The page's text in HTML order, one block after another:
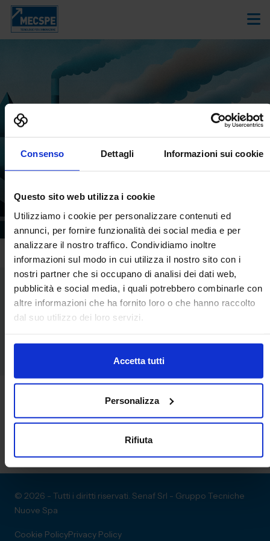
Consenso Dettagli Informazioni sui cookie
Questo sito web utilizza i cookie
Utilizziamo i cookie per personalizzare contenuti ed
annunci, per fornire funzionalità dei social media e per
analizzare il nostro traffico. Condividiamo inoltre
informazioni sul modo in cui utilizza il nostro sito con i
nostri partner che si occupano di analisi dei dati web,
pubblicità e social media, i quali potrebbero combinarle con
altre informazioni che ha fornito loro o che hanno raccolto
dal suo utilizzo dei loro servizi.
Accetta tutti
Personalizza
Rifiuta
ARBURG SRL
EUROSTAMPI - PLASTICA, GOMMA E
HomeCataloghi
Trovaci a MECSPE 2026
PADIGLIONESTAND
© 2026 - Tutti i diritti riservati. Senaf Srl - Gruppo Tecniche
Nuove Spa
Cookie PolicyPrivacy Policy